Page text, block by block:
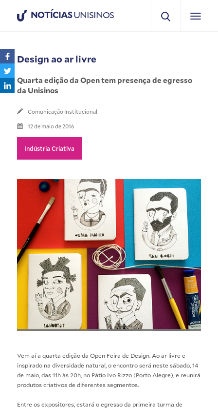
NOTÍCIASUNISINOS
Design ao ar livre
Quarta edição da Open tem presença de egresso
da Unisinos
Comunicação Institucional
12 de maio de 2016
Indústria Criativa
Vem aí a quarta edição da Open Feira de Design. Ao ar livre e
inspirado na diversidade natural, o encontro será neste sábado, 14
de maio, das 11h às 20h, no Pátio Ivo Rizzo (Porto Alegre), e reunirá
produtos criativos de diferentes segmentos.
Entre os expositores, estará o egresso da primeira turma de